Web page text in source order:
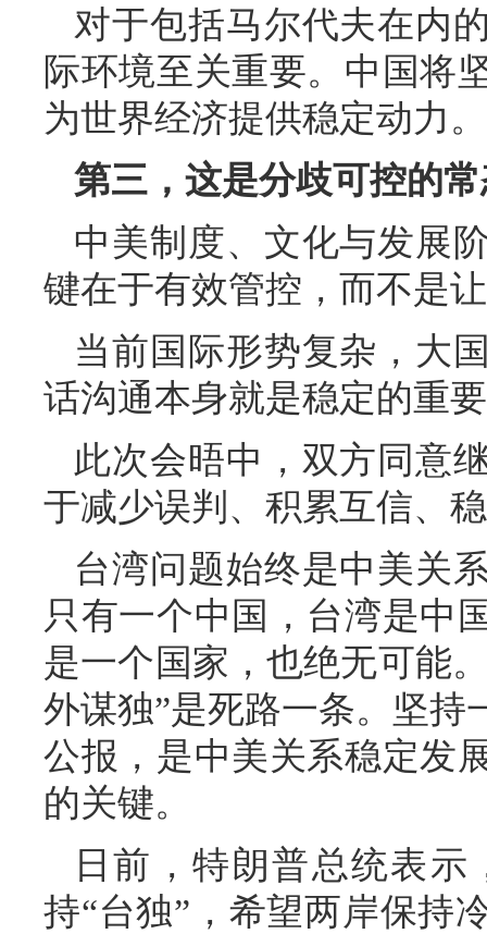
对于包括马尔代夫在内
际环境至关重要。中国将
为世界经济提供稳定动力。
第三，这是分歧可控的
中美制度、文化与发展
键在于有效管控，而不是
当前国际形势复杂，大
话沟通本身就是稳定的重
此次会晤中，双方同意
于减少误判、积累互信、
台湾问题始终是中美关
只有一个中国，台湾是中
是一个国家，也绝无可能
外谋独”是死路一条。坚持
公报，是中美关系稳定发
的关键。
日前，特朗普总统表
持“台独”，希望两岸保持